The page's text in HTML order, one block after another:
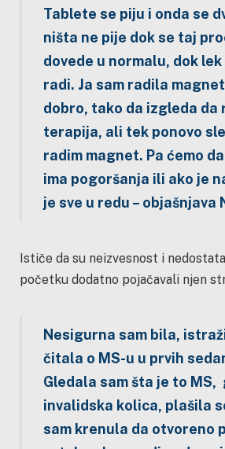
Tablete se piju i onda se
ništa ne pije dok se taj
dovede u normalu, dok
radi. Ja sam radila
dobro, tako da izgleda da
terapija, ali tek ponovo
radim magnet. Pa ćemo
ima pogoršanja ili ako je
je sve u redu – objašnjava
Ističe da su neizvesnost i
početku dodatno pojačavali njen
Nesigurna sam bila,
čitala o MS-u u prvih
Gledala sam šta je to MS,
invalidska kolica, plašila
sam krenula da otvoreno